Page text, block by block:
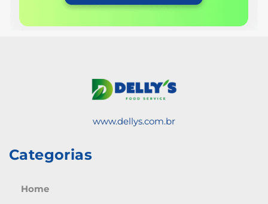
www.dellys.com.br
Categorias
Home